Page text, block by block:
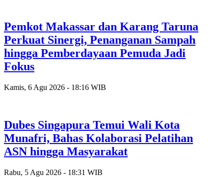
Pemkot Makassar dan Karang Taruna
Perkuat Sinergi, Penanganan Sampah
hingga Pemberdayaan Pemuda Jadi
Fokus
Kamis, 6 Agu 2026 - 18:16 WIB
Dubes Singapura Temui Wali Kota
Munafri, Bahas Kolaborasi Pelatihan
ASN hingga Masyarakat
Rabu, 5 Agu 2026 - 18:31 WIB